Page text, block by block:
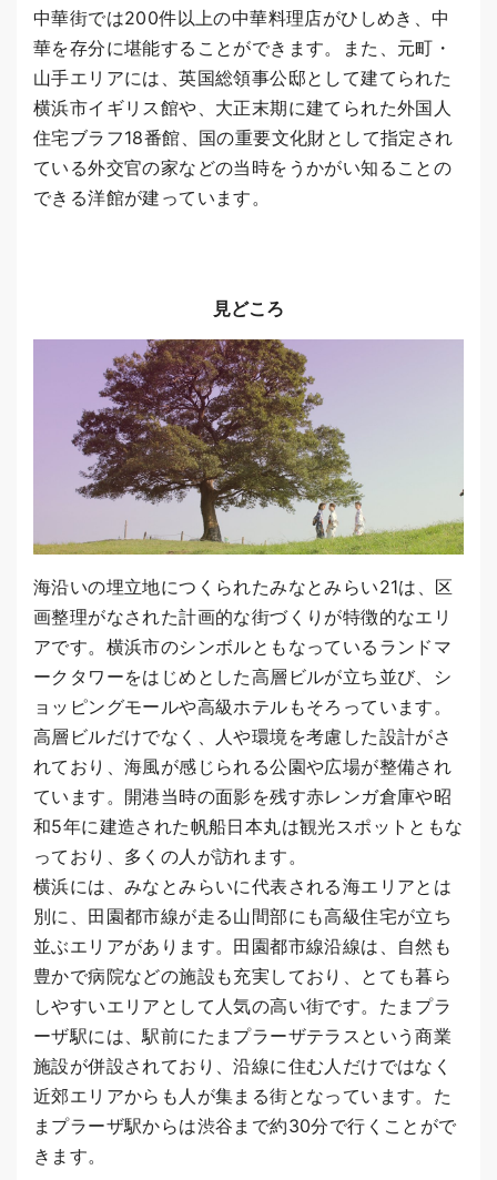
中華街では200件以上の中華料理店がひしめき、中
華を存分に堪能することができます。また、元町・
山手エリアには、英国総領事公邸として建てられた
横浜市イギリス館や、大正末期に建てられた外国人
住宅ブラフ18番館、国の重要文化財として指定され
ている外交官の家などの当時をうかがい知ることの
できる洋館が建っています。
見どころ
海沿いの埋立地につくられたみなとみらい21は、区
画整理がなされた計画的な街づくりが特徴的なエリ
アです。横浜市のシンボルともなっているランドマ
ークタワーをはじめとした高層ビルが立ち並び、シ
ョッピングモールや高級ホテルもそろっています。
高層ビルだけでなく、人や環境を考慮した設計がさ
れており、海風が感じられる公園や広場が整備され
ています。開港当時の面影を残す赤レンガ倉庫や昭
和5年に建造された帆船日本丸は観光スポットともな
っており、多くの人が訪れます。
横浜には、みなとみらいに代表される海エリアとは
別に、田園都市線が走る山間部にも高級住宅が立ち
並ぶエリアがあります。田園都市線沿線は、自然も
豊かで病院などの施設も充実しており、とても暮ら
しやすいエリアとして人気の高い街です。たまプラ
ーザ駅には、駅前にたまプラーザテラスという商業
施設が併設されており、沿線に住む人だけではなく
近郊エリアからも人が集まる街となっています。た
まプラーザ駅からは渋谷まで約30分で行くことがで
きます。